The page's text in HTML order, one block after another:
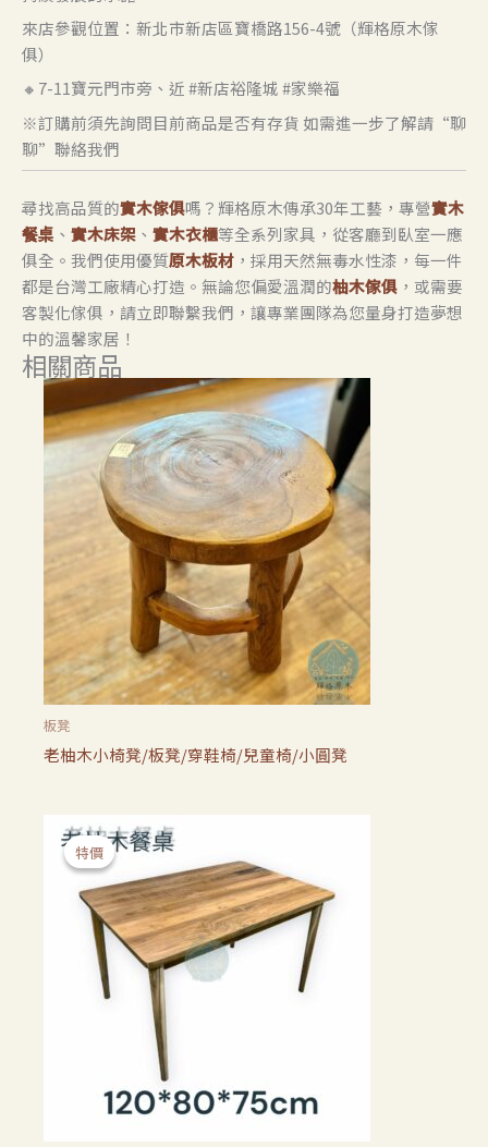
來店參觀位置：新北市新店區寶橋路156-4號（輝格原木傢
俱）
🔸7-11寶元門市旁、近 #新店裕隆城 #家樂福
※訂購前須先詢問目前商品是否有存貨 如需進一步了解請“聊
聊”聯絡我們
尋找高品質的實木傢俱嗎？輝格原木傳承30年工藝，專營實木
餐桌 、 實木床架 、 實木衣櫃等全系列家具，從客廳到臥室一應
俱全。我們使用優質原木板材 ，採用天然無毒水性漆，每一件
都是台灣工廠精心打造。無論您偏愛溫潤的柚木傢俱 ，或需要
客製化傢俱，請立即聯繫我們，讓專業團隊為您量身打造夢想
中的溫馨家居！
相關商品
板凳
老柚木小椅凳/板凳/穿鞋椅/兒童椅/小圓凳
特價
特價
原
始
格：
NT$16,500。
格：
NT$13,500。